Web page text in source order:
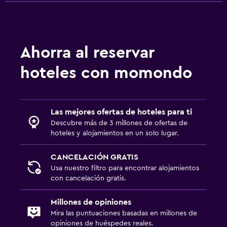
Jardín
Sala de estar/TV compartida
TV por cable o vía satélite
Salud y seguridad
Limpieza diaria
Botiquín de primeros auxilios
Ahorra al reservar
hoteles con momondo
Las mejores ofertas de hoteles para ti
Descubre más de 3 millones de ofertas de
hoteles y alojamientos en un solo lugar.
CANCELACIÓN GRATIS
Usa nuestro filtro para encontrar alojamientos
con cancelación gratis.
Millones de opiniones
Mira las puntuaciones basadas en millones de
opiniones de huéspedes reales.